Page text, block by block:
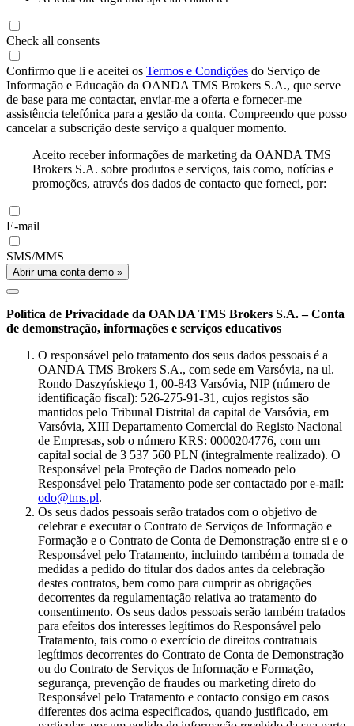
Check all consents
Confirmo que li e aceitei os Termos e Condições do Serviço de
Informação e Educação da OANDA TMS Brokers S.A., que serve
de base para me contactar, enviar-me a oferta e fornecer-me
assistência telefónica para a gestão da conta. Compreendo que posso
cancelar a subscrição deste serviço a qualquer momento.
Aceito receber informações de marketing da OANDA TMS
Brokers S.A. sobre produtos e serviços, tais como, notícias e
promoções, através dos dados de contacto que forneci, por:
E-mail
SMS/MMS
Abrir uma conta demo »
Política de Privacidade da OANDA TMS Brokers S.A. – Conta
de demonstração, informações e serviços educativos
O responsável pelo tratamento dos seus dados pessoais é a
OANDA TMS Brokers S.A., com sede em Varsóvia, na ul.
Rondo Daszyńskiego 1, 00-843 Varsóvia, NIP (número de
identificação fiscal): 526-275-91-31, cujos registos são
mantidos pelo Tribunal Distrital da capital de Varsóvia, em
Varsóvia, XIII Departamento Comercial do Registo Nacional
de Empresas, sob o número KRS: 0000204776, com um
capital social de 3 537 560 PLN (integralmente realizado). O
Responsável pela Proteção de Dados nomeado pelo
Responsável pelo Tratamento pode ser contactado por e-mail:
odo@tms.pl.
Os seus dados pessoais serão tratados com o objetivo de
celebrar e executar o Contrato de Serviços de Informação e
Formação e o Contrato de Conta de Demonstração entre si e o
Responsável pelo Tratamento, incluindo também a tomada de
medidas a pedido do titular dos dados antes da celebração
destes contratos, bem como para cumprir as obrigações
decorrentes da regulamentação relativa ao tratamento do
consentimento. Os seus dados pessoais serão também tratados
para efeitos dos interesses legítimos do Responsável pelo
Tratamento, tais como o exercício de direitos contratuais
legítimos decorrentes do Contrato de Conta de Demonstração
ou do Contrato de Serviços de Informação e Formação,
segurança, prevenção de fraudes ou marketing direto do
Responsável pelo Tratamento e contacto consigo em casos
diferentes dos acima especificados, quando justificado, em